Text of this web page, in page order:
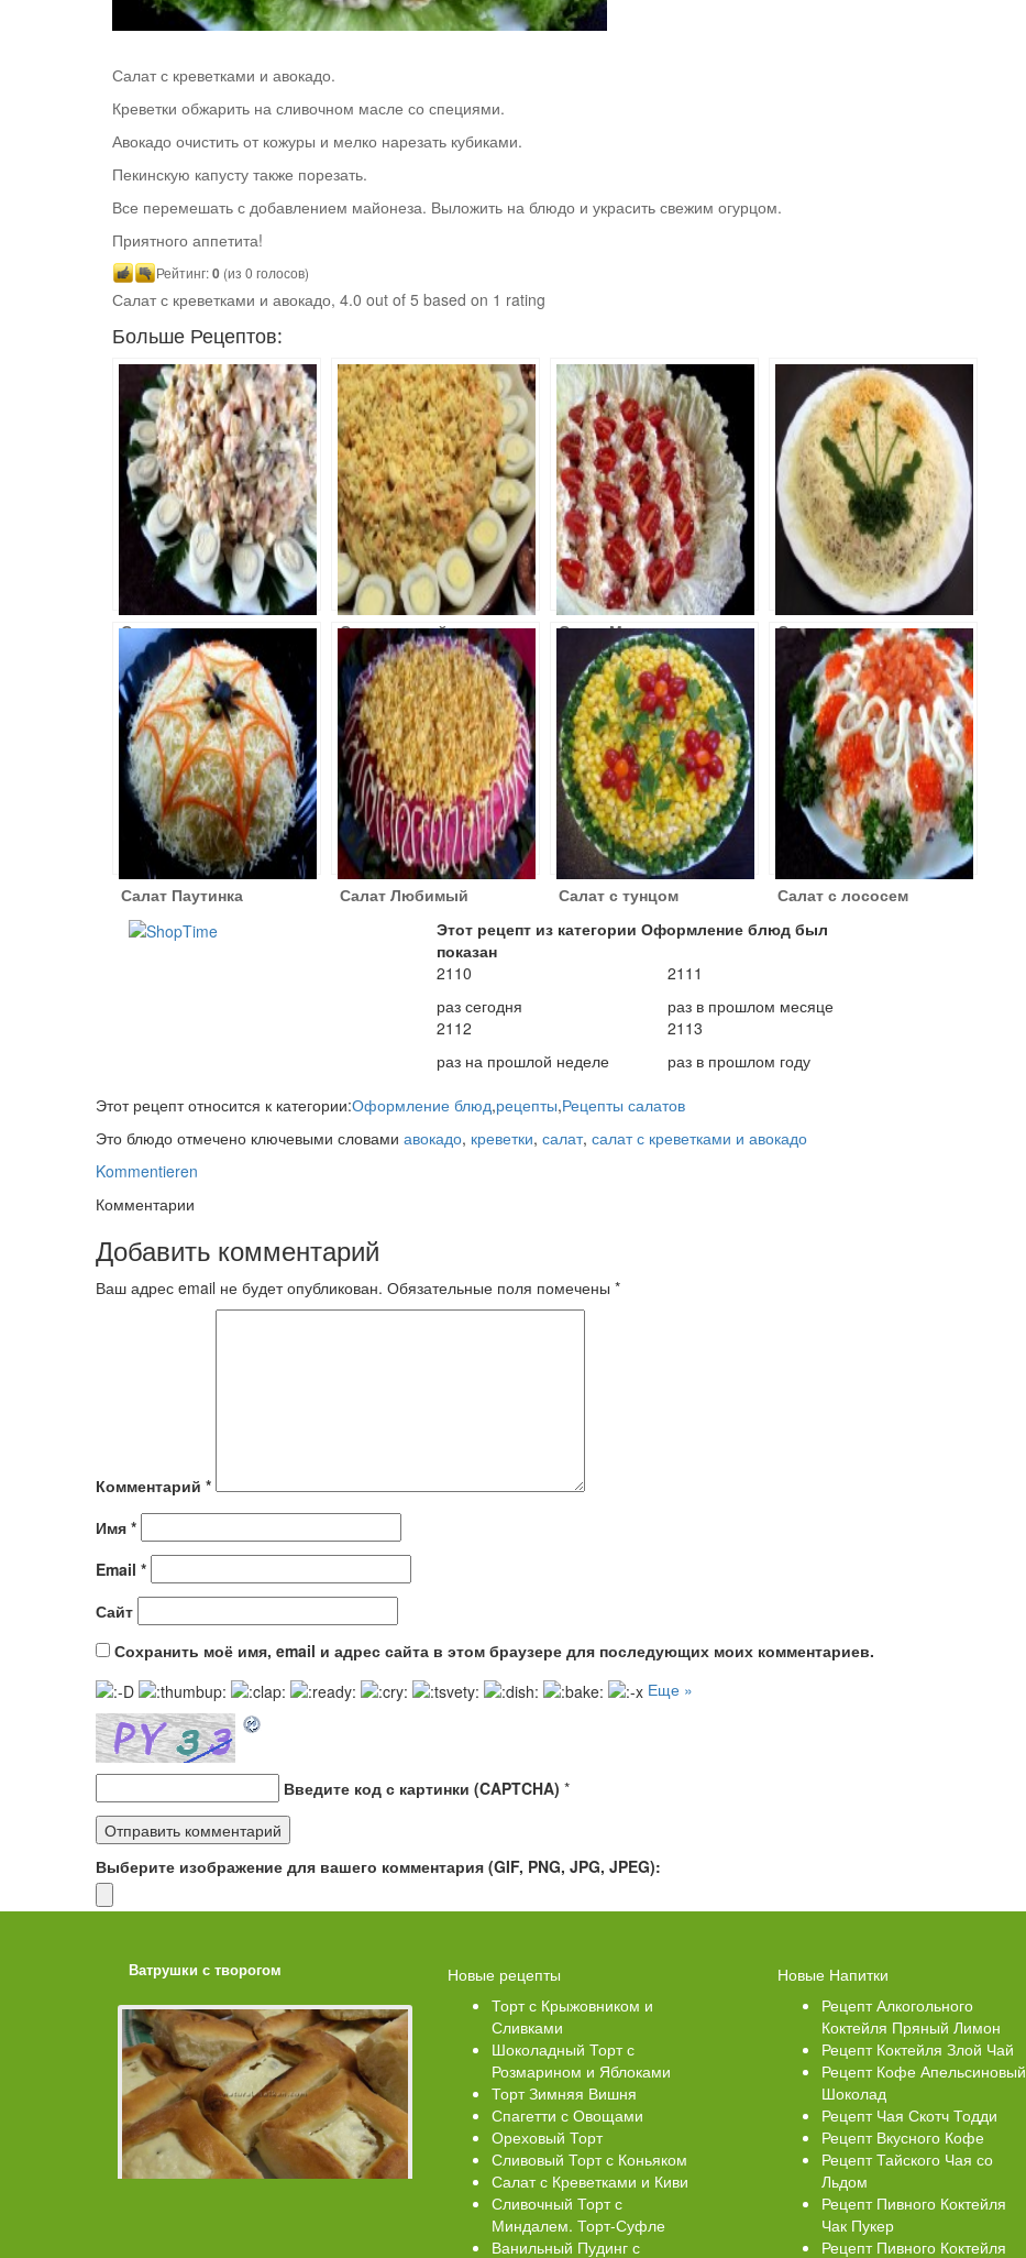
Салат с креветками и авокадо.
Креветки обжарить на сливочном масле со специями.
Авокадо очистить от кожуры и мелко нарезать кубиками.
Пекинскую капусту также порезать.
Все перемешать с добавлением майонеза. Выложить на блюдо и украсить свежим огурцом.
Приятного аппетита!
Рейтинг:0 (из 0 голосов)
Салат с креветками и авокадо, 4.0 out of 5 based on 1 rating
Больше Рецептов:
Салат
Праздничный
Салат мясной с
черной редькой
Салат Маяк
Салат
Одуванчик
Салат Паутинка Салат Любимый Салат с тунцом
Салат с лососем
Этот рецепт из категории Оформление блюд был
показан
2110
раз сегодня
2111
раз в прошлом месяце
2112
раз на прошлой неделе
2113
раз в прошлом году
Этот рецепт относится к категории:Оформление блюд,рецепты,Рецепты салатов
Это блюдо отмечено ключевыми словами авокадо, креветки, салат, салат с креветками и авокадо
Kommentieren
Комментарии
Добавить комментарий
Ваш адрес email не будет опубликован. Обязательные поля помечены *
Комментарий *
Имя *
Email *
Сайт
Сохранить моё имя, email и адрес сайта в этом браузере для последующих моих комментариев.
Еще »
Введите код с картинки (CAPTCHA) *
Выберите изображение для вашего комментария (GIF, PNG, JPG, JPEG):
Ватрушки с творогом Торт со Свеклой Торт Медовик Карамельный
Новые рецепты
Торт с Крыжовником и
Сливками
Шоколадный Торт с
Розмарином и Яблоками
Торт Зимняя Вишня
Спагетти с Овощами
Ореховый Торт
Сливовый Торт с Коньяком
Салат с Креветками и Киви
Сливочный Торт с
Миндалем. Торт-Суфле
Ванильный Пудинг с
Новые Напитки
Рецепт Алкогольного
Коктейля Пряный Лимон
Рецепт Коктейля Злой Чай
Рецепт Кофе Апельсиновый
Шоколад
Рецепт Чая Скотч Тодди
Рецепт Вкусного Кофе
Рецепт Тайского Чая со
Льдом
Рецепт Пивного Коктейля
Чак Пукер
Рецепт Пивного Коктейля